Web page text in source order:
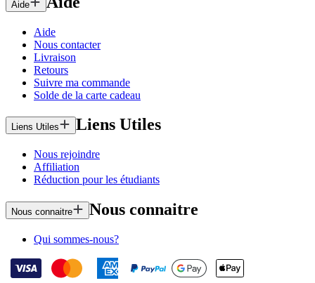
Aide
Aide
Nous contacter
Livraison
Retours
Suivre ma commande
Solde de la carte cadeau
Liens Utiles Liens Utiles
Nous rejoindre
Affiliation
Réduction pour les étudiants
Nous connaitre Nous connaitre
Qui sommes-nous?